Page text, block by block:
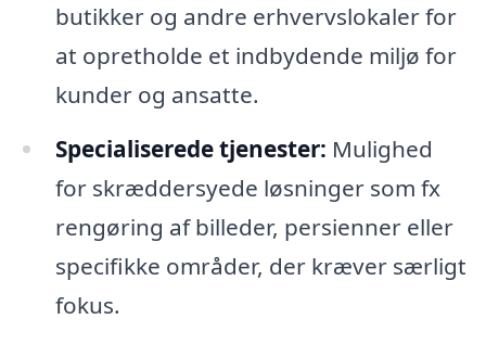
butikker og andre erhvervslokaler for
at opretholde et indbydende miljø for
kunder og ansatte.
Specialiserede tjenester: Mulighed
for skræddersyede løsninger som fx
rengøring af billeder, persienner eller
specifikke områder, der kræver særligt
fokus.